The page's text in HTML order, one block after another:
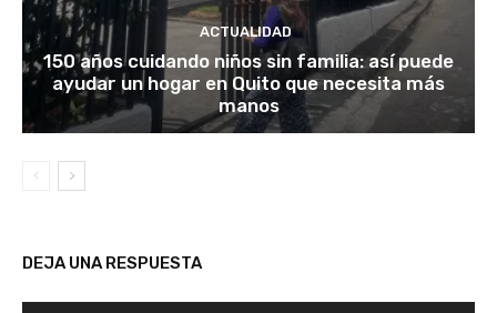
ACTUALIDAD
150 años cuidando niños sin familia: así puede
ayudar un hogar en Quito que necesita más
manos
DEJA UNA RESPUESTA